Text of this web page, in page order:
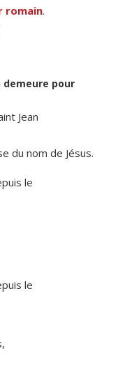
romain.
demeure pour
Jean
du nom de Jésus.
le
le